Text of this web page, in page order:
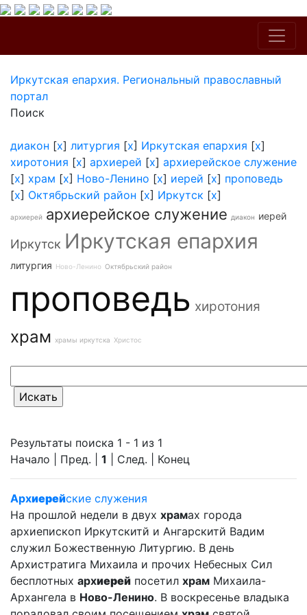
Иркутская епархия. Региональный православный
портал
Поиск
диакон [x] литургия [x] Иркутская епархия [x]
хиротония [x] архиерей [x] архиерейское служение
[x] храм [x] Ново-Ленино [x] иерей [x] проповедь
[x] Октябрьский район [x] Иркутск [x]
архиерей архиерейское служение диакон иерей
Иркутск Иркутская епархия
литургия Ново-Ленино Октябрьский район
проповедь хиротония
храм храмы иркутска Христос
Результаты поиска 1 - 1 из 1
Начало | Пред. | 1 | След. | Конец
Архиерейские служения
На прошлой недели в двух храмах города
архиепископ Иркутскитй и Ангарскитй Вадим
служил Божественную Литургию. В день
Архистратига Михаила и прочих Небесных Сил
бесплотных архиерей посетил храм Михаила-
Архангела в Ново-Ленино. В воскресенье владыка